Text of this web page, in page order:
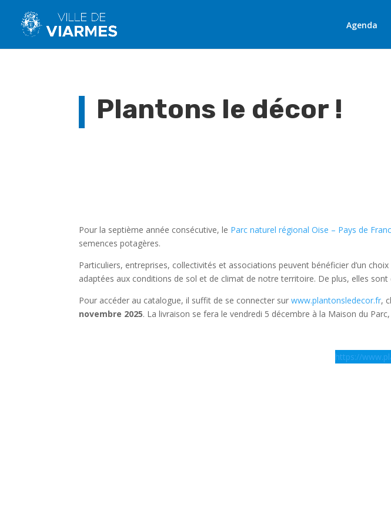
Agenda
Plantons le décor !
Pour la septième année consécutive, le Parc naturel régional Oise – Pays de
semences potagères.
Particuliers, entreprises, collectivités et associations peuvent bénéficier d’un
adaptées aux conditions de sol et de climat de notre territoire. De plus, elles
Pour accéder au catalogue, il suffit de se connecter surwww.plantonsledecor.fr,
novembre 2025. La livraison se fera le vendredi 5 décembre à la Maison du
https://